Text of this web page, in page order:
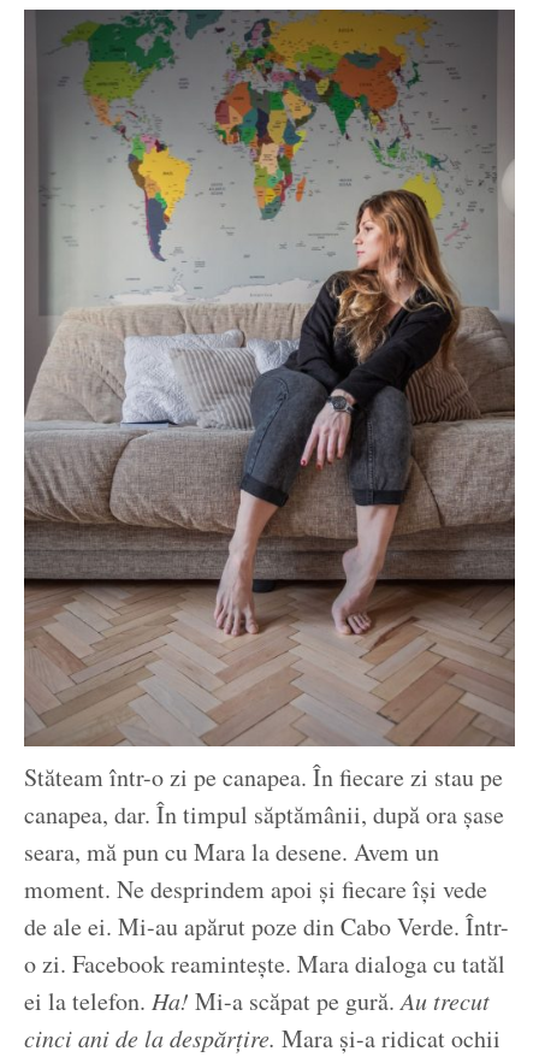
Stăteam într-o zi pe canapea. În fiecare zi stau pe
canapea, dar. În timpul săptămânii, după ora șase
seara, mă pun cu Mara la desene. Avem un
moment. Ne desprindem apoi și fiecare își vede
de ale ei. Mi-au apărut poze din Cabo Verde. Într-
o zi. Facebook reamintește. Mara dialoga cu tatăl
ei la telefon. Ha! Mi-a scăpat pe gură.Au trecut
cinci ani de la despărțire. Mara și-a ridicat ochii